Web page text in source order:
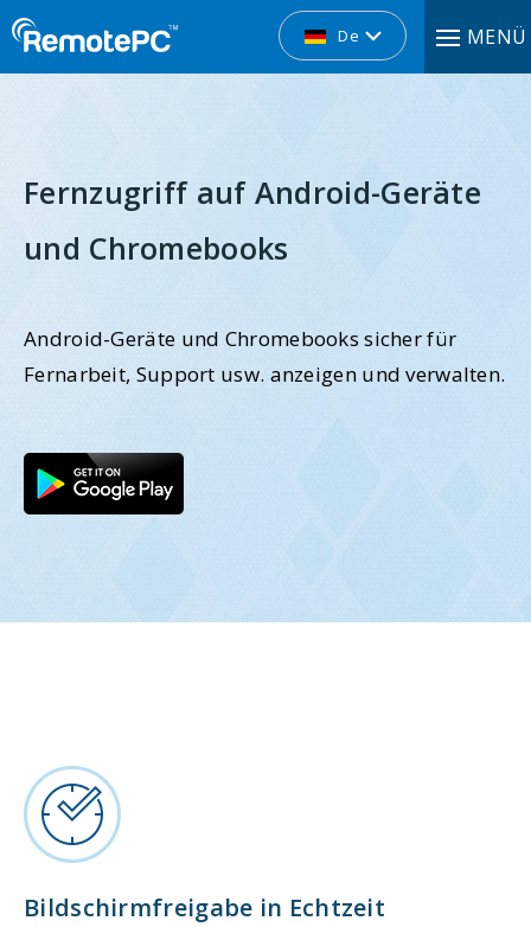
De MENÜ
Fernzugriff auf Android-Geräte
und Chromebooks
Android-Geräte und Chromebooks sicher für
Fernarbeit, Support usw. anzeigen und verwalten.
Bildschirmfreigabe in Echtzeit